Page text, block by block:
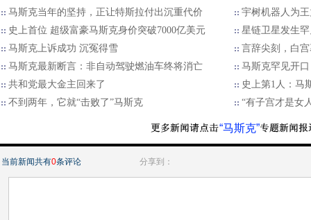
马斯克当年的坚持，正让特斯拉付出沉重代价
宇树机器人为
史上首位 超级富豪马斯克身价突破7000亿美元
星链卫星发生
马斯克上诉成功 沉冤得雪
言辞尖刻，白
马斯克最新断言：非自动驾驶燃油车终将消亡
马斯克罕见开
共和党最大金主回来了
史上第1人：马
不到两年，它就“击败了”马斯克
“有子宫才是女
“马斯克”
当前新闻共有0条评论 分享到：